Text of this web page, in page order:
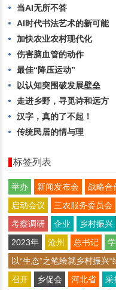
当AI无所不答
AI时代书法艺术的新可能
加快农业农村现代化
伤害脑血管的动作
最佳“降压运动”
以认知突围破发展壁垒
走进乡野，寻觅诗和远方
汉字，真的了不起！
传统民居的情与理
标签列表
举办 新闻发布会 战略合
启动会议
三农服务委员会
考察调研
企业 乡村振兴
2023年
沧州 总书记
以“生态”之笔绘就乡村振兴“
召开
乡促会 河北省 采